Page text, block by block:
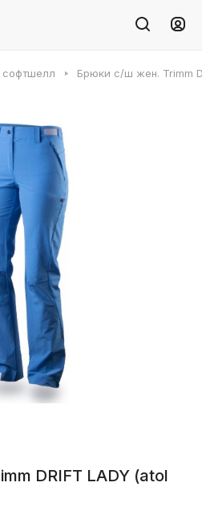
софтшелл Брюки с/ш жен. Trimm
DRIFT LADY (atol